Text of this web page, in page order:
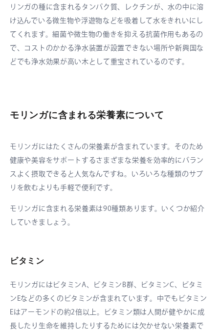
リンガの種に含まれるタンパク質、レクチンが、水の中に溶
け込んでいる微生物や浮遊物などを吸着して水をきれいにし
てくれます。細菌や微生物の働きを抑える抗菌作用もあるの
で、コストのかかる浄水装置が設置できない場所や新興国な
どでも浄水効果が高い木として重宝されているのです。
モリンガに含まれる栄養素について
モリンガにはたくさんの栄養素が含まれています。そのため
健康や美容をサポートするさまざまな栄養を効率的にバラン
スよく摂取できると人気なんですね。いろいろな種類のサプ
リを飲むよりも手軽で便利です。
モリンガに含まれる栄養素は90種類あります。いくつか紹介
していきましょう。
ビタミン
モリンガにはビタミンA、ビタミンB群、ビタミンC、ビタミ
ンEなどの多くのビタミンが含まれています。中でもビタミン
Eはアーモンドの約2倍以上。ビタミン類は人間が健やかに成
長したり生命を維持したりするためには欠かせない栄養素で